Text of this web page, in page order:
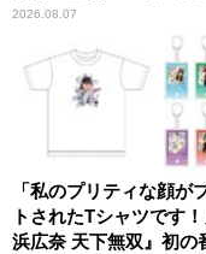
ー昼ズ』
2026.08.07
「私のプリティな顔が
トされたTシャツです
浜広奈 天下無双』初の